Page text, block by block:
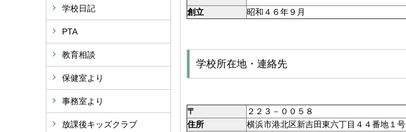
学校日記
PTA
教育相談
保健室より
事務室より
放課後キッズクラブ
創立
昭和４６年９月
学校所在地・連絡先
〒
２２３－００５８
住所
横浜市港北区新吉田東六丁目４４番地１号